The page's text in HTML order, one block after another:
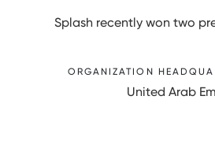
Splash recently won two
ORGANIZATION
United Arab